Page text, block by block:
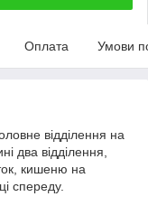
Оплата Умови
відділення на
два відділення,
кишеню на
спереду.